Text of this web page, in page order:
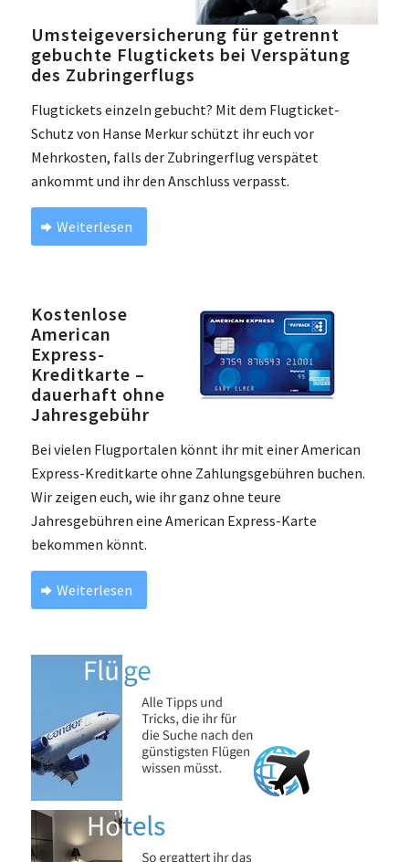
Umsteigeversicherung für getrennt
gebuchte Flugtickets bei Verspätung
des Zubringerflugs
Flugtickets einzeln gebucht? Mit dem Flugticket-
Schutz von Hanse Merkur schützt ihr euch vor
Mehrkosten, falls der Zubringerflug verspätet
ankommt und ihr den Anschluss verpasst.
Weiterlesen
Kostenlose
American
Express-
Kreditkarte –
dauerhaft ohne
Jahresgebühr
Bei vielen Flugportalen könnt ihr mit einer American
Express-Kreditkarte ohne Zahlungsgebühren buchen.
Wir zeigen euch, wie ihr ganz ohne teure
Jahresgebühren eine American Express-Karte
bekommen könnt.
Weiterlesen